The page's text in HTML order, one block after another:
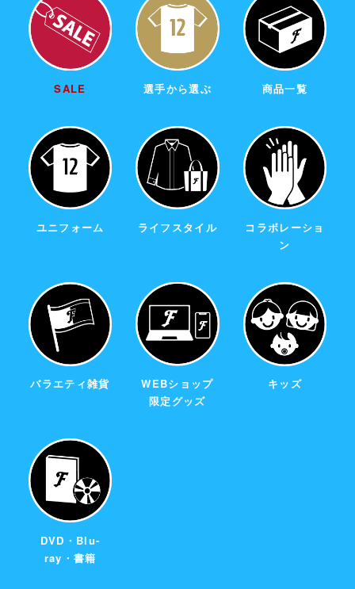
SALE 選手から選ぶ 商品一覧
ユニフォーム ライフスタイル
コラボレーショ
ン
バラエティ雑貨
WEBショップ
限定グッズ
キッズ
DVD・Blu-
ray・書籍